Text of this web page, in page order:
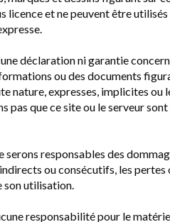
licence et ne peuvent être
déclaration ni garantie
ou des documents
nature, expresses, implicites ou
pas que ce site ou le serveur
serons responsables des
ou consécutifs, les pertes
son utilisation.
responsabilité pour le